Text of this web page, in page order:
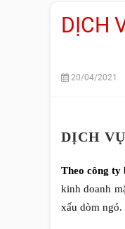
DỊCH
20/04/2021
DỊCH
Theo công ty
kinh doanh
xấu dòm ngó.